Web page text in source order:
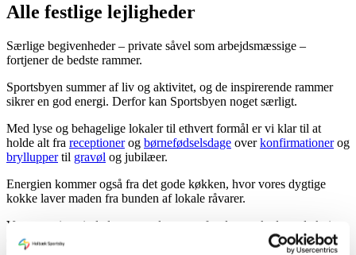
Alle festlige lejligheder
Særlige begivenheder – private såvel som arbejdsmæssige –
fortjener de bedste rammer.
Sportsbyen summer af liv og aktivitet, og de inspirerende rammer
sikrer en god energi. Derfor kan Sportsbyen noget særligt.
Med lyse og behagelige lokaler til ethvert formål er vi klar til at
holde alt fra receptionerog børnefødselsdage overkonfirmationerog
brylluppertil gravøl og jubilæer.
Energien kommer også fra det gode køkken, hvor vores dygtige
kokke laver maden fra bunden af lokale råvarer.
Vores servicemindede personale sørger for den ønskede opdækning
og den gode service.